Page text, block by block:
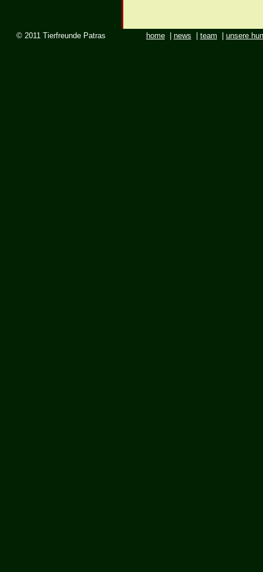
© 2011 Tierfreunde Patras home| news team unsere